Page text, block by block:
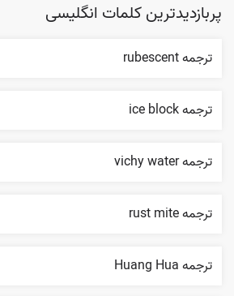
پربازدیدترین کلمات انگلیسی
ترجمه rubescent
ترجمه ice block
ترجمه vichy water
ترجمه rust mite
ترجمه Huang Hua